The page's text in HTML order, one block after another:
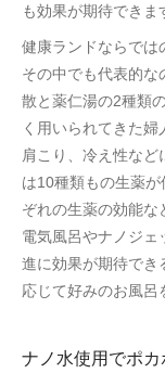
も効果が期待できま
健康ランドならでは
その中でも代表的
散と薬仁湯の2種類
く用いられてきた
肩こり、冷え性な
は10種類もの生薬
ぞれの生薬の効能な
電気風呂やナノジェ
進に効果が期待でき
応じて好みのお風呂
ナノ水使用でポ